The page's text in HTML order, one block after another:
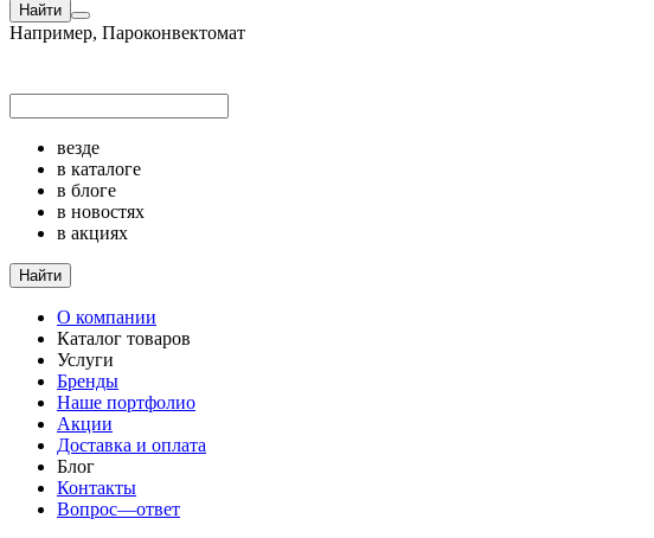
Найти
Например, Пароконвектомат
везде
в каталоге
в блоге
в новостях
в акциях
Найти
О компании
Каталог товаров
Услуги
Бренды
Наше портфолио
Акции
Доставка и оплата
Блог
Контакты
Вопрос—ответ